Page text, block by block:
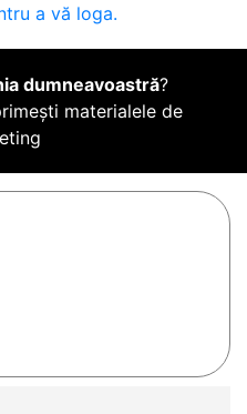
a vă loga.
dumneavoastră?
materialele de